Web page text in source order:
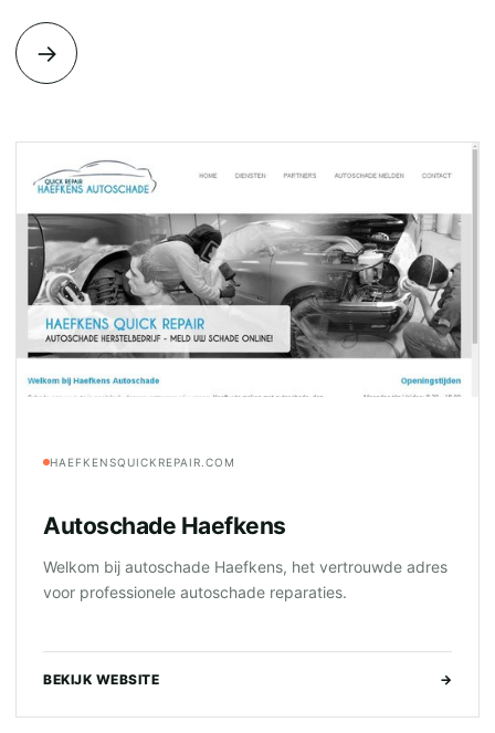
→
HAEFKENSQUICKREPAIR.COM
Autoschade Haefkens
Welkom bij autoschade Haefkens, het vertrouwde adres
voor professionele autoschade reparaties.
BEKIJK WEBSITE →